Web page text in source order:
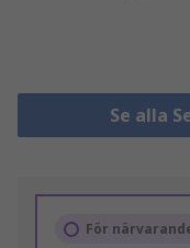
Se alla
För